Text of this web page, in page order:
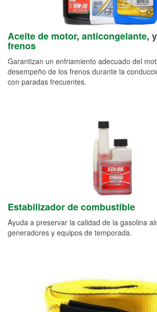
Aceite de motor, anticongelante, y
frenos
Garantizan un enfriamiento adecuado del
desempeño de los frenos durante la
con paradas frecuentes.
Estabilizador de combustible
Ayuda a preservar la calidad de la gasolina
generadores y equipos de temporada.